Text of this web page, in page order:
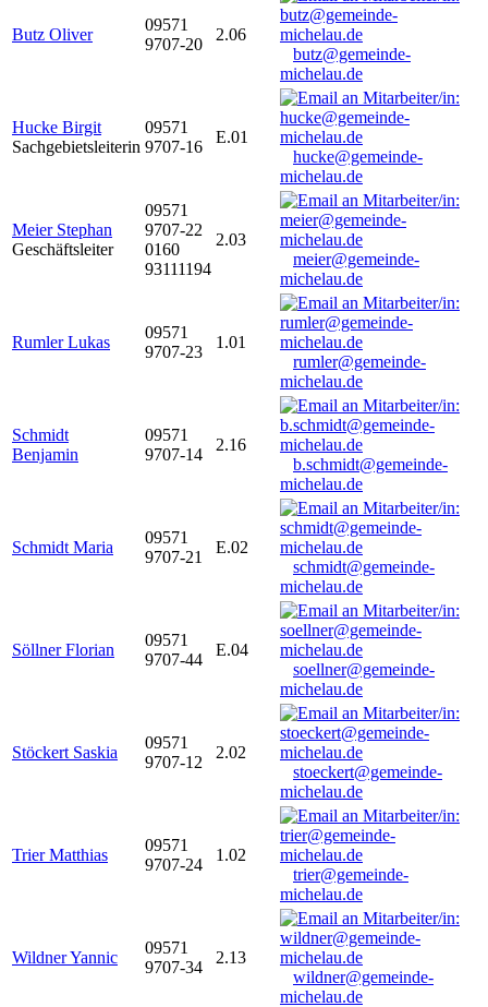
Butz Oliver
09571
9707-20
2.06
butz@gemeinde-
michelau.de
Hucke Birgit
Sachgebietsleiterin
09571
9707-16
E.01
hucke@gemeinde-
michelau.de
Meier Stephan
Geschäftsleiter
09571
9707-22
0160
93111194
2.03
meier@gemeinde-
michelau.de
Rumler Lukas
09571
9707-23
1.01
rumler@gemeinde-
michelau.de
Schmidt
Benjamin
09571
9707-14
2.16
b.schmidt@gemeinde-
michelau.de
Schmidt Maria
09571
9707-21
E.02
schmidt@gemeinde-
michelau.de
Söllner Florian
09571
9707-44
E.04
soellner@gemeinde-
michelau.de
Stöckert Saskia
09571
9707-12
2.02
stoeckert@gemeinde-
michelau.de
Trier Matthias
09571
9707-24
1.02
trier@gemeinde-
michelau.de
Wildner Yannic
09571
9707-34
2.13
wildner@gemeinde-
michelau.de